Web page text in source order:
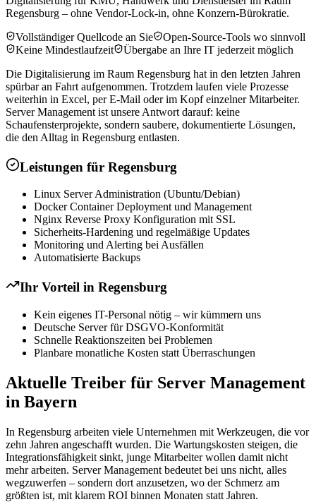
Regensburg – ohne Vendor-Lock-in, ohne Konzern-Bürokratie.
Vollständiger Quellcode an Sie
Open-Source-Tools wo sinnvoll
Keine Mindestlaufzeit
Übergabe an Ihre IT jederzeit möglich
Die Digitalisierung im Raum Regensburg hat in den letzten Jahren
spürbar an Fahrt aufgenommen. Trotzdem laufen viele Prozesse
weiterhin in Excel, per E-Mail oder im Kopf einzelner Mitarbeiter.
Server Management ist unsere Antwort darauf: keine
Schaufensterprojekte, sondern saubere, dokumentierte Lösungen,
die den Alltag in Regensburg entlasten.
Leistungen für Regensburg
Linux Server Administration (Ubuntu/Debian)
Docker Container Deployment und Management
Nginx Reverse Proxy Konfiguration mit SSL
Sicherheits-Hardening und regelmäßige Updates
Monitoring und Alerting bei Ausfällen
Automatisierte Backups
Ihr Vorteil in Regensburg
Kein eigenes IT-Personal nötig – wir kümmern uns
Deutsche Server für DSGVO-Konformität
Schnelle Reaktionszeiten bei Problemen
Planbare monatliche Kosten statt Überraschungen
Aktuelle Treiber für Server Management
in Bayern
In Regensburg arbeiten viele Unternehmen mit Werkzeugen, die vor
zehn Jahren angeschafft wurden. Die Wartungskosten steigen, die
Integrationsfähigkeit sinkt, junge Mitarbeiter wollen damit nicht
mehr arbeiten. Server Management bedeutet bei uns nicht, alles
wegzuwerfen – sondern dort anzusetzen, wo der Schmerz am
größten ist, mit klarem ROI binnen Monaten statt Jahren.